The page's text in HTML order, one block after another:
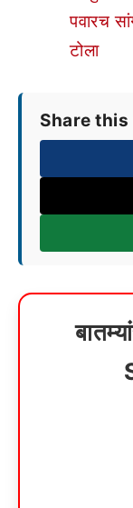
पवारच
टोला
Share